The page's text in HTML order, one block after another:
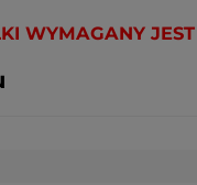
WYMAGANY